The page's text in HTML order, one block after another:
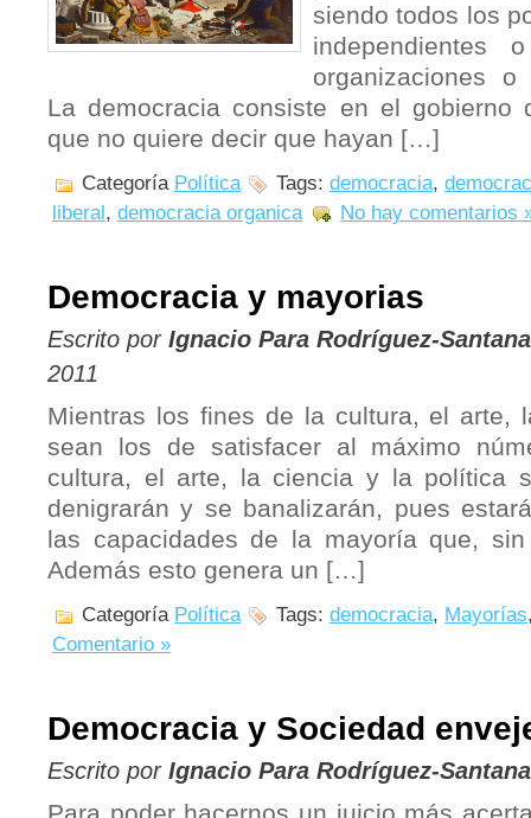
siendo todos los
independientes
organizaciones
La democracia consiste en el gobierno
que no quiere decir que hayan […]
Categoría Política Tags: democracia,
liberal, democracia organica No hay comentarios
Democracia y mayorias
Escrito por Ignacio Para Rodríguez-Santana
2011
Mientras los fines de la cultura, el arte,
sean los de satisfacer al máximo
cultura, el arte, la ciencia y la política
denigrarán y se banalizarán, pues
las capacidades de la mayoría que,
Además esto genera un […]
Categoría Política Tags: democracia, Mayorías
Comentario »
Democracia y Sociedad
Escrito por Ignacio Para Rodríguez-Santana